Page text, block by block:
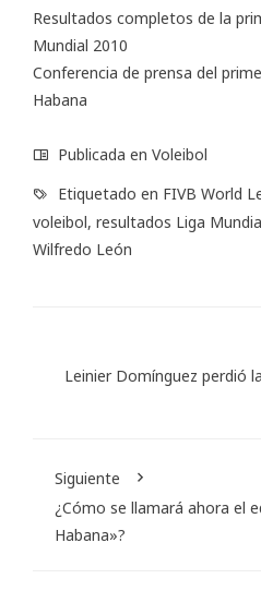
Resultados completos de la
Mundial 2010
Conferencia de prensa del
Habana
Publicada en Voleibol
Etiquetado en FIVB World
voleibol, resultados Liga
Wilfredo León
Leinier Domínguez perdió
Siguiente
¿Cómo se llamará ahora el
Habana»?